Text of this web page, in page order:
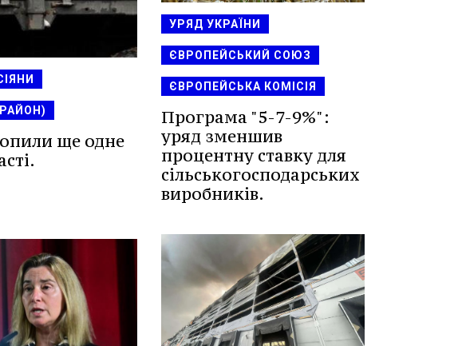
ще одне
УРЯД УКРАЇНИ
ЄВРОПЕЙСЬКИЙ СОЮЗ
ЄВРОПЕЙСЬКА КОМІСІЯ
Програма "5-7-9%":
уряд зменшив
процентну ставку для
сільськогосподарських
виробників.